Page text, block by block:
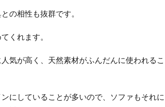
の相性も抜群です。
くれます。
気が高く、天然素材がふんだんに使われるこ
にしていることが多いので、ソファもそれに